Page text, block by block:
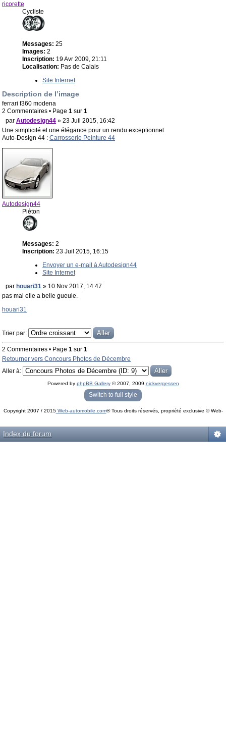
ricorette
Cycliste
Messages: 25
Images: 2
Inscription: 19 Avr 2009, 21:11
Localisation: Pas de Calais
Site Internet
Description de l’image
ferrari f360 modena
2 Commentaires • Page 1 sur 1
par Autodesign44 » 23 Juil 2015, 16:42
Une simplicité et une élégance pour un rendu exceptionnel
Auto-Design 44 : Carrosserie Peinture 44
Autodesign44
Piéton
Messages: 2
Inscription: 23 Juil 2015, 16:15
Envoyer un e-mail à Autodesign44
Site Internet
par houari31 » 10 Nov 2017, 14:47
pas mal elle a belle gueule.
houari31
Trier par:
2 Commentaires • Page 1 sur 1
Retourner vers Concours Photos de Décembre
Aller à:
Powered by phpBB Gallery© 2007, 2009 nickvergessen
« phpBB Gallery » - Traduction française par
darky
Switch to full style
Copyright 2007 / 2015Web-automobile.com® Tous droits réservés, propriété exclusive © Web-
Index du forum